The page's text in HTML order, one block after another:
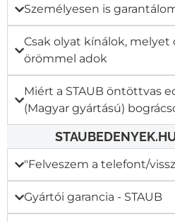
Személyesen is
Csak olyat kínálok, melyet
örömmel adok
Miért a STAUB öntöttvas
(Magyar gyártású)
"Felveszem a telefont/
Gyártói garancia - STAUB